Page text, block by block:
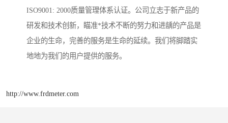
ISO9001: 2000质量管理体系认证。公司立志于新产品的
研发和技术创新，瞄准*技术不断的努力和进龋的产品是
企业的生命，完善的服务是生命的延续。我们将脚踏实
地地为我们的用户提供的服务。
http://www.frdmeter.com